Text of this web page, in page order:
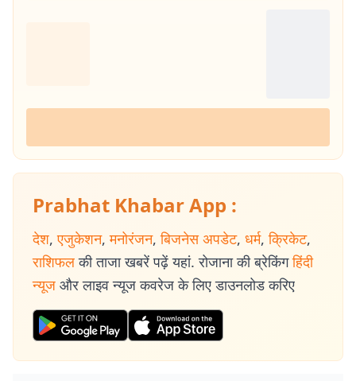
Prabhat Khabar App :
देश, एजुकेशन, मनोरंजन, बिजनेस अपडेट, धर्म, क्रिकेट,
राशिफल की ताजा खबरें पढ़ें यहां. रोजाना की ब्रेकिंग हिंदी
न्यूज और लाइव न्यूज कवरेज के लिए डाउनलोड करिए